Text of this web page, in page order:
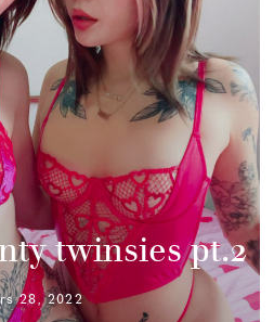
twinsies pt.2
28, 2022